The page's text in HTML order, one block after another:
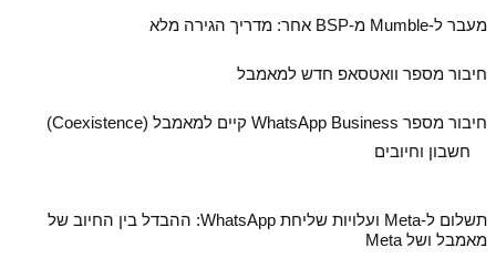
מעבר ל‑Mumble מ‑BSP אחר: מדריך הגירה מלא
חיבור מספר וואטסאפ חדש למאמבל
חיבור מספר WhatsApp Business קיים למאמבל (Coexistence)
חשבון וחיובים
תשלום ל‑Meta ועלויות שליחת WhatsApp: ההבדל בין החיוב של
מאמבל ושל Meta